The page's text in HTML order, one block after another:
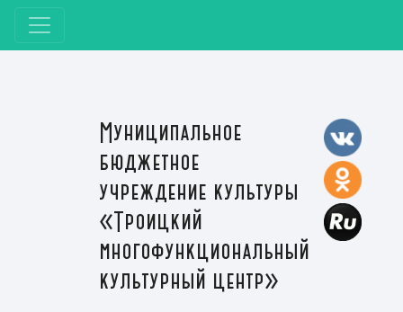
Муниципальное
бюджетное
учреждение культуры
«Троицкий
многофункциональный
культурный центр»